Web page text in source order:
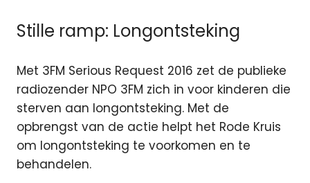
Stille ramp: Longontsteking
Met 3FM Serious Request 2016 zet de publieke
radiozender NPO 3FM zich in voor kinderen die
sterven aan longontsteking. Met de
opbrengst van de actie helpt het Rode Kruis
om longontsteking te voorkomen en te
behandelen.